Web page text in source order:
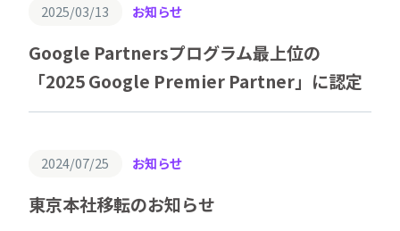
2025/03/13 お知らせ
Google Partnersプログラム最上位の
「2025 Google Premier Partner」に認定
2024/07/25 お知らせ
東京本社移転のお知らせ